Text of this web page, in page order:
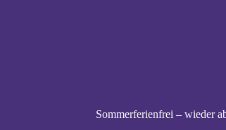
Sommerferienfrei – wieder